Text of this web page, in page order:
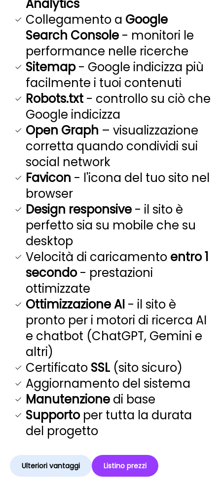
Analytics
Collegamento a Google
Search Console - monitori le
performance nelle ricerche
Sitemap- Google indicizza più
facilmente i tuoi contenuti
Robots.txt - controllo su ciò che
Google indicizza
Open Graph – visualizzazione
corretta quando condividi sui
social network
Favicon - l'icona del tuo sito nel
browser
Design responsive - il sito è
perfetto sia su mobile che su
desktop
Velocità di caricamento entro 1
secondo- prestazioni
ottimizzate
Ottimizzazione AI - il sito è
pronto per i motori di ricerca AI
e chatbot (ChatGPT, Gemini e
altri)
Certificato SSL (sito sicuro)
Aggiornamento del sistema
Manutenzione di base
Supportoper tutta la durata
del progetto
Ulteriori vantaggi Listino prezzi